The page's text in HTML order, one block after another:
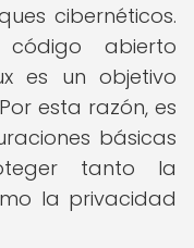
cibernéticos.
abierto
es un objetivo
esta razón, es
básicas
tanto la
la privacidad